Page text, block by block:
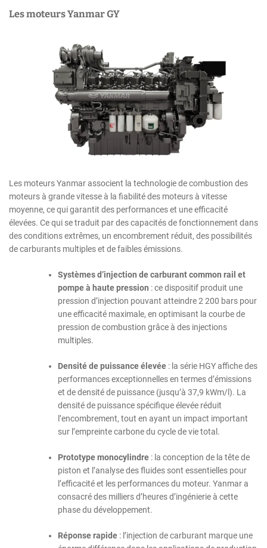
Les moteurs Yanmar GY
Les moteurs Yanmar associent la technologie de combustion des
moteurs à grande vitesse à la fiabilité des moteurs à vitesse
moyenne, ce qui garantit des performances et une efficacité
élevées. Ce qui se traduit par des capacités de fonctionnement dans
des conditions extrêmes, un encombrement réduit, des possibilités
de carburants multiples et de faibles émissions.
Systèmes d’injection de carburant common rail et
pompe à haute pression : ce dispositif produit une
pression d’injection pouvant atteindre 2 200 bars pour
une efficacité maximale, en optimisant la courbe de
pression de combustion grâce à des injections
multiples.
Densité de puissance élevée : la série HGY affiche des
performances exceptionnelles en termes d’émissions
et de densité de puissance (jusqu’à 37,9 kWm/l). La
densité de puissance spécifique élevée réduit
l’encombrement, tout en ayant un impact important
sur l’empreinte carbone du cycle de vie total.
Prototype monocylindre : la conception de la tête de
piston et l’analyse des fluides sont essentielles pour
l’efficacité et les performances du moteur. Yanmar a
consacré des milliers d’heures d’ingénierie à cette
phase du développement.
Réponse rapide : l’injection de carburant marque une